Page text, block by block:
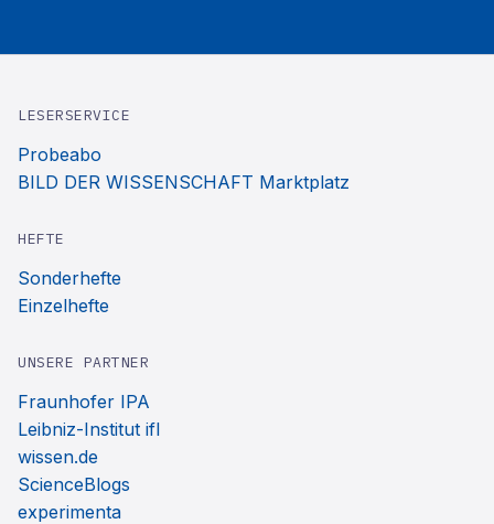
LESERSERVICE
Probeabo
BILD DER WISSENSCHAFT Marktplatz
HEFTE
Sonderhefte
Einzelhefte
UNSERE PARTNER
Fraunhofer IPA
Leibniz-Institut ifl
wissen.de
ScienceBlogs
experimenta